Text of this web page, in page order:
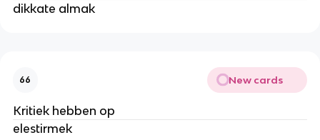
dikkate almak
66 New cards
Kritiek hebben op
elestirmek